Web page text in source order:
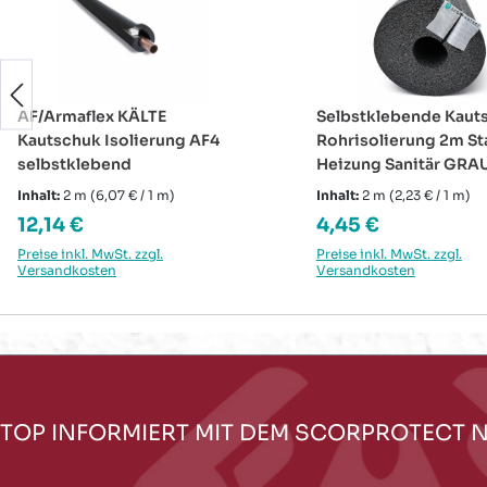
AF/Armaflex KÄLTE
Kautschuk Isolierung AF4
selbstklebend
Inhalt: 2 m (6,07 € / 1 m)
Regulärer Preis:
12,14 €
Preise inkl. MwSt. zzgl.
Versandkosten
Selbstklebende
Rohrisolierung 2m
Heizung Sanitär
Inhalt: 2 m (2,23 € / 1 m)
Regulärer Preis:
4,45 €
Preise inkl. MwSt. zzgl.
Versandkosten
TOP INFORMIERT MIT DEM SCORPROTECT